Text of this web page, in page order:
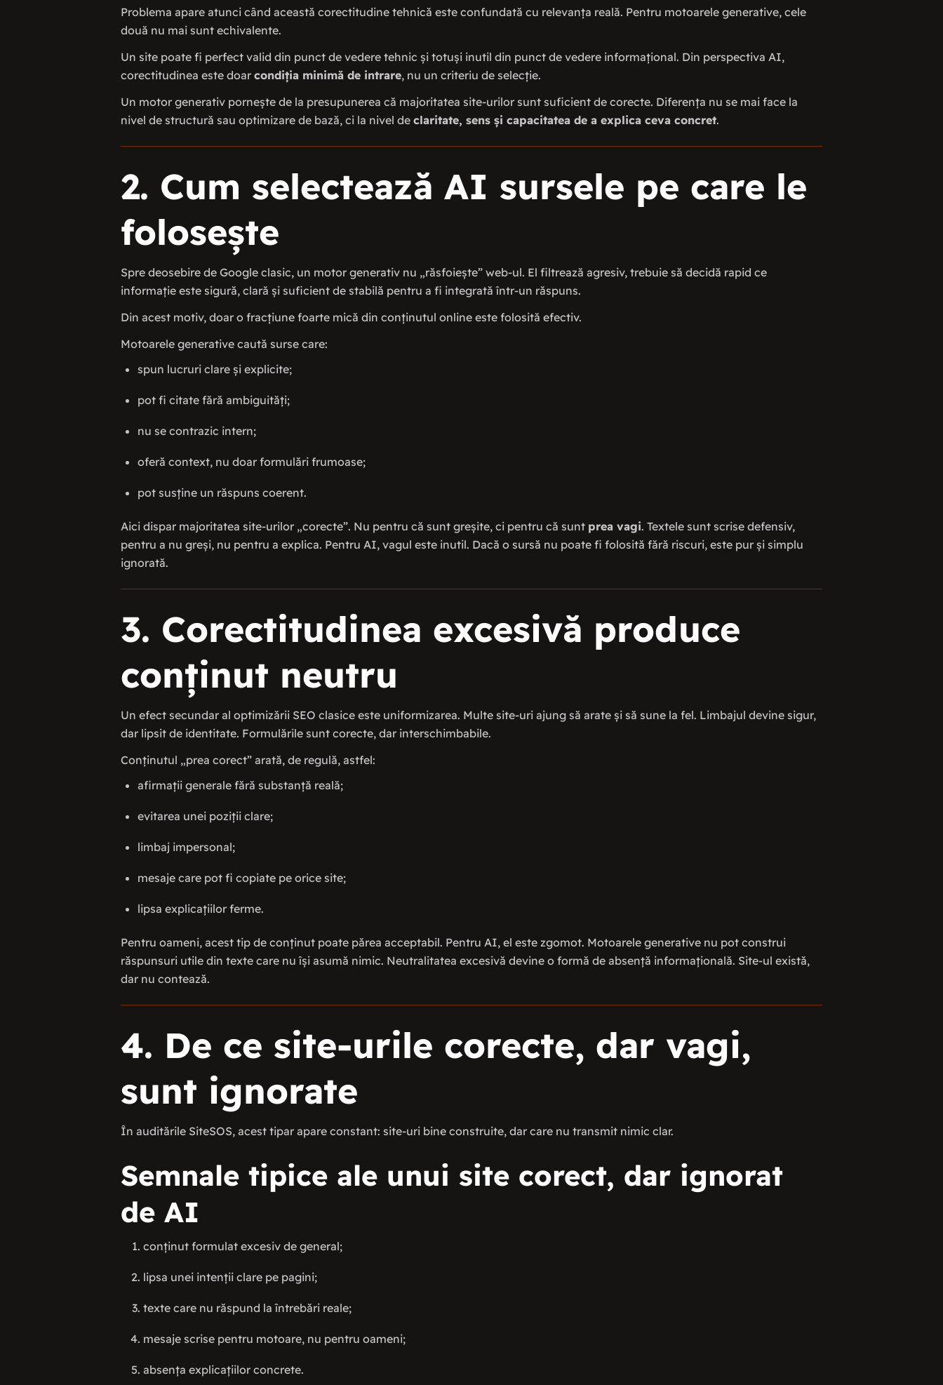
Problema apare atunci când această corectitudine tehnică este confundată cu relevanța reală. Pentru motoarele generative, cele
două nu mai sunt echivalente.
Un site poate fi perfect valid din punct de vedere tehnic și totuși inutil din punct de vedere informațional. Din perspectiva AI,
corectitudinea este doar condiția minimă de intrare, nu un criteriu de selecție.
Un motor generativ pornește de la presupunerea că majoritatea site-urilor sunt suficient de corecte. Diferența nu se mai face la
nivel de structură sau optimizare de bază, ci la nivel de claritate, sens și capacitatea de a explica ceva concret.
2. Cum selectează AI sursele pe care le
folosește
Spre deosebire de Google clasic, un motor generativ nu „răsfoiește” web-ul. El filtrează agresiv, trebuie să decidă rapid ce
informație este sigură, clară și suficient de stabilă pentru a fi integrată într-un răspuns.
Din acest motiv, doar o fracțiune foarte mică din conținutul online este folosită efectiv.
Motoarele generative caută surse care:
spun lucruri clare și explicite;
pot fi citate fără ambiguități;
nu se contrazic intern;
oferă context, nu doar formulări frumoase;
pot susține un răspuns coerent.
Aici dispar majoritatea site-urilor „corecte”. Nu pentru că sunt greșite, ci pentru că sunt prea vagi. Textele sunt scrise defensiv,
pentru a nu greși, nu pentru a explica. Pentru AI, vagul este inutil. Dacă o sursă nu poate fi folosită fără riscuri, este pur și simplu
ignorată.
3. Corectitudinea excesivă produce
conținut neutru
Un efect secundar al optimizării SEO clasice este uniformizarea. Multe site-uri ajung să arate și să sune la fel. Limbajul devine sigur,
dar lipsit de identitate. Formulările sunt corecte, dar interschimbabile.
Conținutul „prea corect” arată, de regulă, astfel:
afirmații generale fără substanță reală;
evitarea unei poziții clare;
limbaj impersonal;
mesaje care pot fi copiate pe orice site;
lipsa explicațiilor ferme.
Pentru oameni, acest tip de conținut poate părea acceptabil. Pentru AI, el este zgomot. Motoarele generative nu pot construi
răspunsuri utile din texte care nu își asumă nimic. Neutralitatea excesivă devine o formă de absență informațională. Site-ul există,
dar nu contează.
4. De ce site-urile corecte, dar vagi,
sunt ignorate
În auditările SiteSOS, acest tipar apare constant: site-uri bine construite, dar care nu transmit nimic clar.
Semnale tipice ale unui site corect, dar ignorat
de AI
conținut formulat excesiv de general;
lipsa unei intenții clare pe pagini;
texte care nu răspund la întrebări reale;
mesaje scrise pentru motoare, nu pentru oameni;
absența explicațiilor concrete.